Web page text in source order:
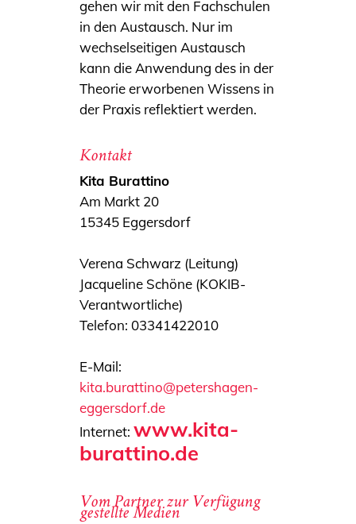
gehen wir mit den Fachschulen
in den Austausch. Nur im
wechselseitigen Austausch
kann die Anwendung des in der
Theorie erworbenen Wissens in
der Praxis reflektiert werden.
Kontakt
Kita Burattino
Am Markt 20
15345 Eggersdorf
Verena Schwarz (Leitung)
Jacqueline Schöne (KOKIB-
Verantwortliche)
Telefon: 03341422010
E-Mail:
kita.burattino@petershagen-
eggersdorf.de
Internet: www.kita-
burattino.de
Vom Partner zur Verfügung
gestellte Medien